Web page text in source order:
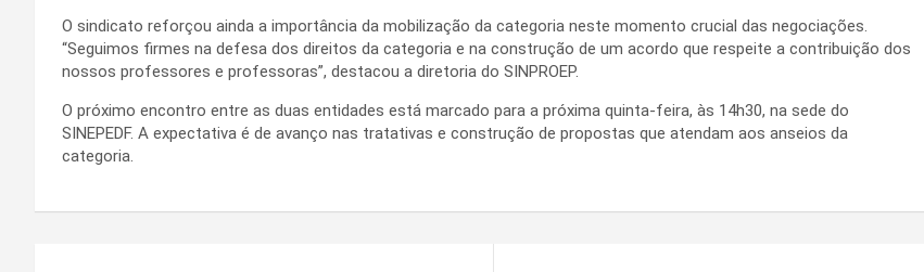
O sindicato reforçou ainda a importância da mobilização da categoria neste momento crucial das negociações.
“Seguimos firmes na defesa dos direitos da categoria e na construção de um acordo que respeite a contribuição dos
nossos professores e professoras”, destacou a diretoria do SINPROEP.
O próximo encontro entre as duas entidades está marcado para a próxima quinta-feira, às 14h30, na sede do
SINEPEDF. A expectativa é de avanço nas tratativas e construção de propostas que atendam aos anseios da
categoria.